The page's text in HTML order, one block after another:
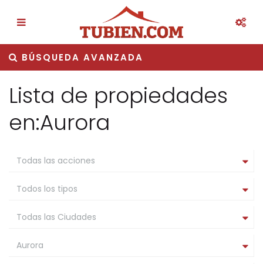
BÚSQUEDA AVANZADA
Lista de propiedades
en:Aurora
Todas las acciones
Todos los tipos
Todas las Ciudades
Aurora